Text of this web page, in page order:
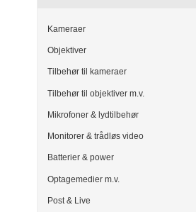
Kameraer
Objektiver
Tilbehør til kameraer
Tilbehør til objektiver m.v.
Mikrofoner & lydtilbehør
Monitorer & trådløs video
Batterier & power
Optagemedier m.v.
Post & Live